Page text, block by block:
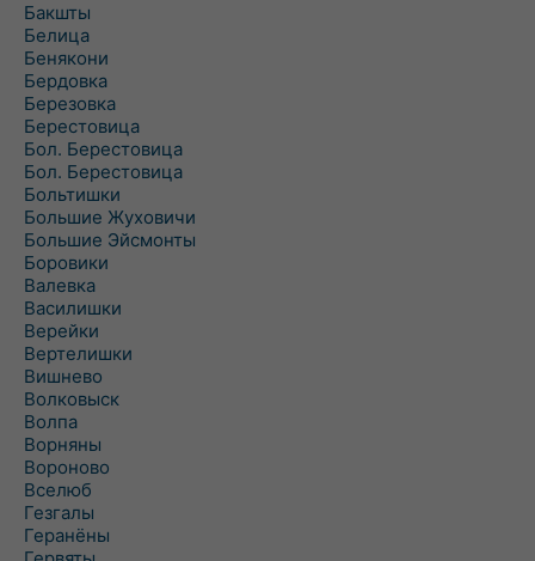
Бакшты
Белица
Бенякони
Бердовка
Березовка
Берестовица
Бол. Берестовица
Бол. Берестовица
Больтишки
Большие Жуховичи
Большие Эйсмонты
Боровики
Валевка
Василишки
Верейки
Вертелишки
Вишнево
Волковыск
Волпа
Ворняны
Вороново
Вселюб
Гезгалы
Геранёны